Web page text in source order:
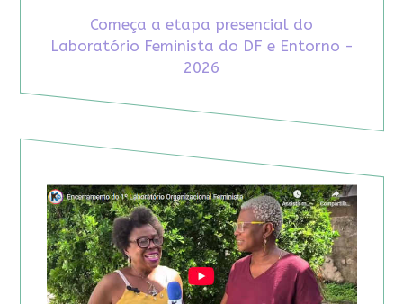
Começa a etapa presencial do
Laboratório Feminista do DF e Entorno -
2026